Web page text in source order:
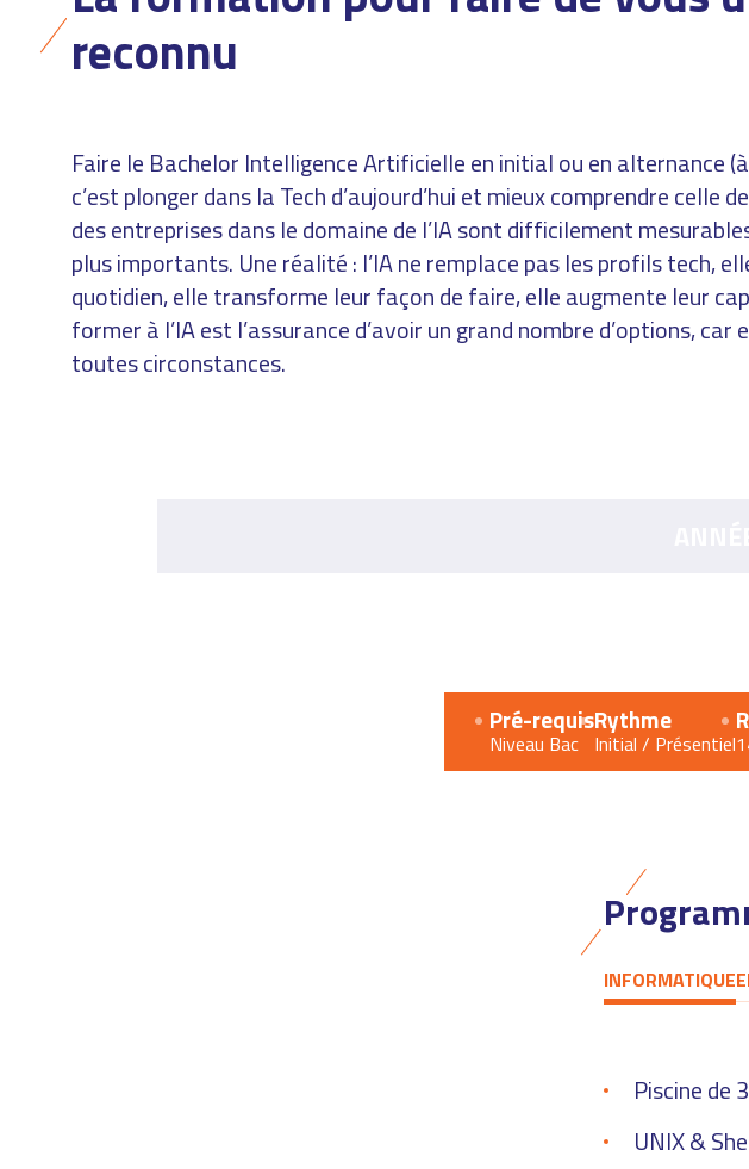
Vue d’ensemble
BACHELORS
Intelligence
Artificielle
Développeur Full-
Stack
Tech, Innovation &
Stratégie
Blockchain & Web 3
Cybersécurité
Tech, Stratégie &
Leadership
Edge Computing &
Robotique
Alternance
S'INSCRIRE
DÉPOSEZ VOTRE OFFRE
reconnu
Faire le Bachelor Intelligence Artificielle en initial ou en alternance
c’est plonger dans la Tech d’aujourd’hui et mieux comprendre celle
des entreprises dans le domaine de l’IA sont difficilement
plus importants. Une réalité : l’IA ne remplace pas les profils tech,
quotidien, elle transforme leur façon de faire, elle augmente leur
former à l’IA est l’assurance d’avoir un grand nombre d’options, car
toutes circonstances.
Pré-requis
Niveau Bac
Rythme
Initial / Présentiel
INFORMATIQUE
Informatique
Piscine de
UNIX &